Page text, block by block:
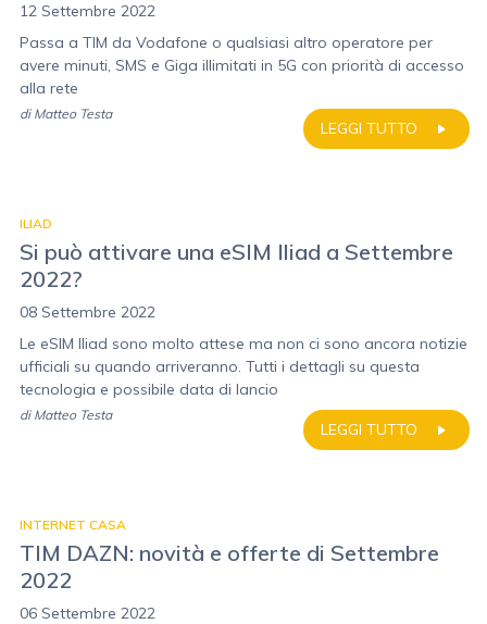
12 Settembre 2022
Passa a TIM da Vodafone o qualsiasi altro operatore per
avere minuti, SMS e Giga illimitati in 5G con priorità di accesso
alla rete
LEGGI TUTTO
di Matteo Testa
ILIAD
Si può attivare una eSIM Iliad a Settembre
2022?
08 Settembre 2022
Le eSIM Iliad sono molto attese ma non ci sono ancora notizie
ufficiali su quando arriveranno. Tutti i dettagli su questa
tecnologia e possibile data di lancio
LEGGI TUTTO
di Matteo Testa
INTERNET CASA
TIM DAZN: novità e offerte di Settembre
2022
06 Settembre 2022